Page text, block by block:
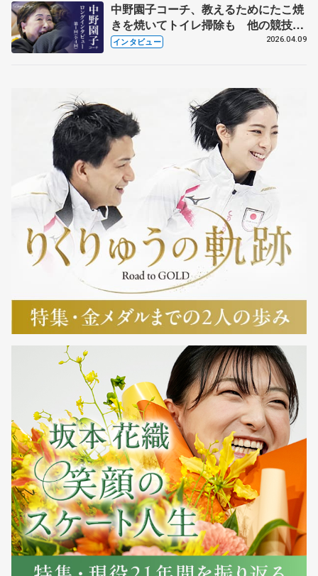
中野園子コーチ、教えるためにたこ焼
きを焼いてトイレ掃除も 他の競技に
も通用するという坂本花織の筋肉
インタビュー 2026.04.09